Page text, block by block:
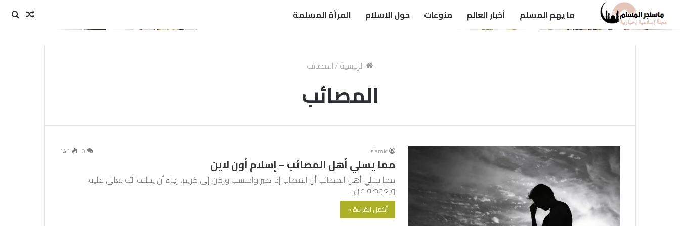
ما يهم المسلم أخبار العالم منوعات حول الاسلام المرأة المسلمة
مقال
الرئيسية/المصائب
المصائب
islamic
0
141
مما يسلي أهل المصائب – إسلام أون لاين
مما يسلي أهل المصائب أن المصاب إذا صبر واحتسب وركن إلى كريم، رجاء أن يخلف الله تعالى عليه،
ويعوضه عن…
أكمل القراءة »